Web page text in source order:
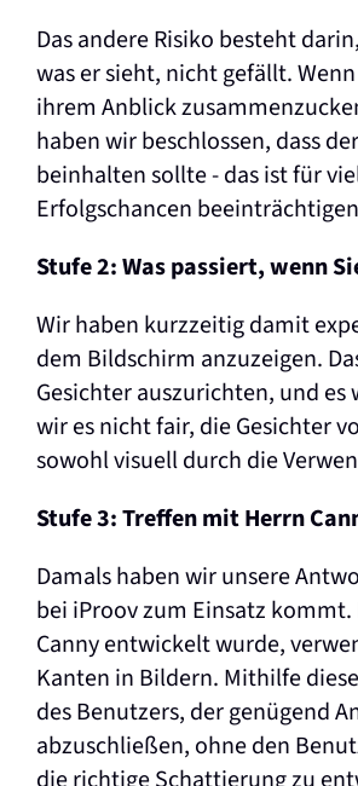
Das andere Risiko besteht
was er sieht, nicht gefällt.
ihrem Anblick
haben wir beschlossen, dass
beinhalten sollte - das ist für
Erfolgschancen
Stufe 2: Was passiert, wenn
Wir haben kurzzeitig damit
dem Bildschirm anzuzeigen.
Gesichter auszurichten, und
wir es nicht fair, die Gesichter
sowohl visuell durch die
Stufe 3: Treffen mit Herrn
Damals haben wir unsere
bei iProov zum Einsatz
Canny entwickelt wurde,
Kanten in Bildern. Mithilfe
des Benutzers, der genügend
abzuschließen, ohne den